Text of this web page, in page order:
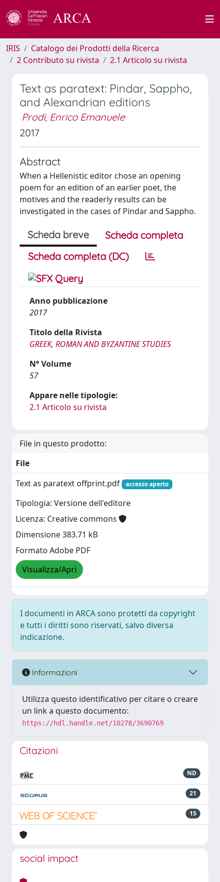
IRIS
Catalogo dei Prodotti della Ricerca
2 Contributo su rivista
2.1 Articolo su rivista
Text as paratext: Pindar, Sappho,
and Alexandrian editions
Prodi, Enrico Emanuele
2017
Abstract
When a Hellenistic editor chose an opening
poem for an edition of an earlier poet, the
motives and the readerly results can be
investigated in the cases of Pindar and Sappho.
Scheda breve
Scheda completa
Scheda completa (DC)
Anno pubblicazione
2017
Titolo della Rivista
GREEK, ROMAN AND BYZANTINE STUDIES
N° Volume
57
Appare nelle tipologie:
2.1 Articolo su rivista
File in questo prodotto:
File
Text as paratext offprint.pdf
accesso aperto
Tipologia: Versione dell'editore
Licenza: Creative commons
Dimensione 383.71 kB
Formato Adobe PDF
Visualizza/Apri
I documenti in ARCA sono protetti da copyright
e tutti i diritti sono riservati, salvo diversa
indicazione.
Informazioni
Utilizza questo identificativo per citare o creare
un link a questo documento:
https://hdl.handle.net/10278/3690769
Citazioni
ND
21
15
social impact